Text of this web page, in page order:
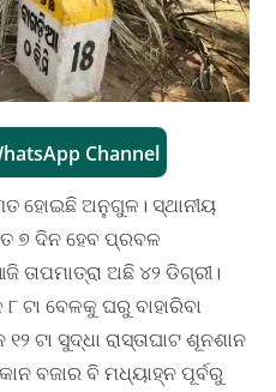
Channel
ହୋଇଛି ଅନୁଗୁଳ। ସ୍ଥାନୀୟ
୭ ଦିନ ହେବ ପ୍ରବଳ
ତାପମାତ୍ରା ଅଛି ୪୨ ଡିଗ୍ରୀ।
ଟା ବେଳକୁ ଘରୁ ବାହାରିବା
ସୁଦ୍ଧା ରାସ୍ତାଘାଟ ଶୂନଶାନ
ବଜାର ବି ମଧ୍ୟାହ୍ନ ପୂର୍ବରୁ